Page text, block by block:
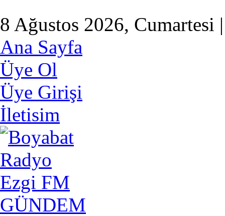
8 Ağustos 2026, Cumartesi
Ana Sayfa
Üye Ol
Üye Girişi
İletisim
GÜNDEM